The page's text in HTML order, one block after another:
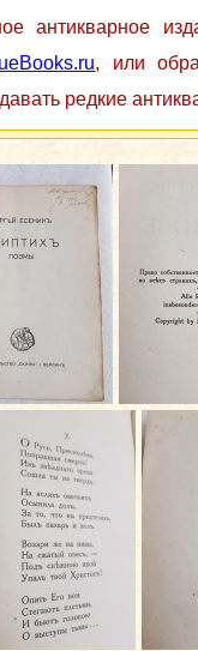
антикварное
, или
редкие